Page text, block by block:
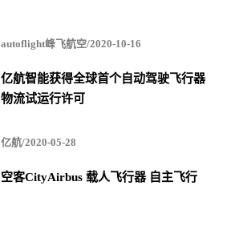
autoflight峰飞航空/2020-10-16
亿航智能获得全球首个自动驾驶飞行器
物流试运行许可
亿航/2020-05-28
空客CityAirbus 载人飞行器 自主飞行